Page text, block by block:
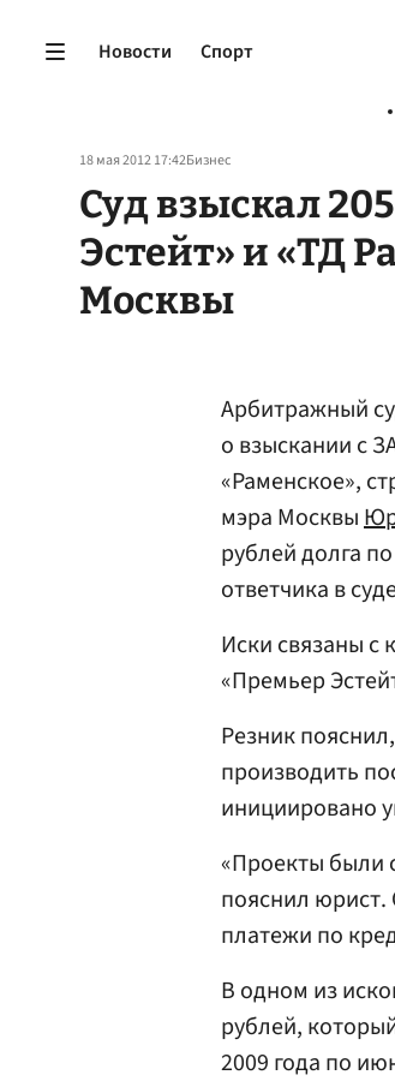
Новости Спорт
18 мая 2012 17:42Бизнес
Суд взыскал
Эстейт» и «ТД
Москвы
Арбитражный
о взыскании с
«Раменское»,
мэра Москвы
рублей долга
ответчика в
Иски связаны с
«Премьер
Резник
производить
инициировано
«Проекты были
пояснил
платежи по
В одном из
рублей,
2009 года по